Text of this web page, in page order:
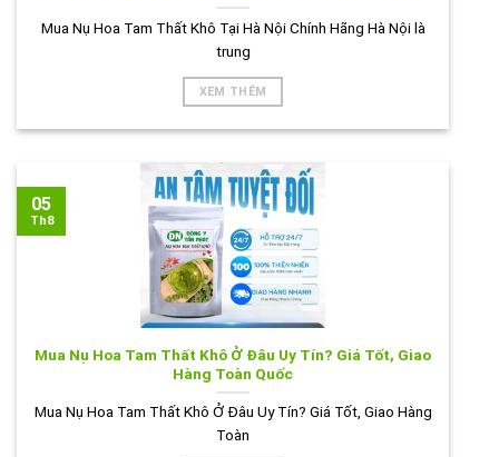
Mua Nụ Hoa Tam Thất Khô Tại Hà Nội Chính Hãng Hà Nội là
trung
XEM THÊM
Mua Nụ Hoa Tam Thất Khô Ở Đâu Uy Tín? Giá Tốt, Giao
Hàng Toàn Quốc
Mua Nụ Hoa Tam Thất Khô Ở Đâu Uy Tín? Giá Tốt, Giao Hàng
Toàn
05
Th8